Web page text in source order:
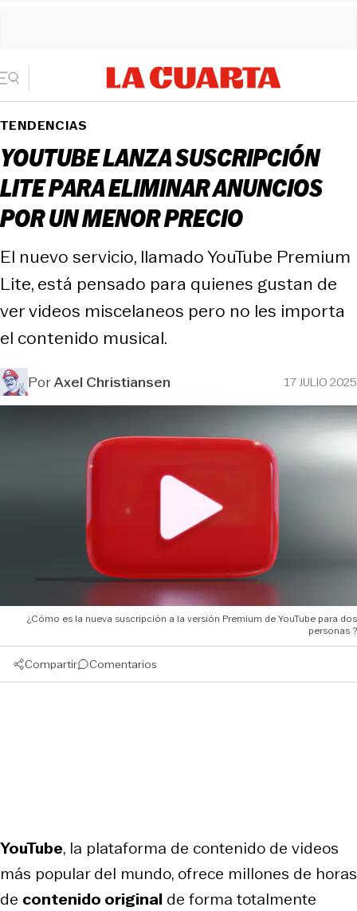
TENDENCIAS
YOUTUBE LANZA SUSCRIPCIÓN
LITE PARA ELIMINAR ANUNCIOS
POR UN MENOR PRECIO
El nuevo servicio, llamado YouTube Premium
Lite, está pensado para quienes gustan de
ver videos miscelaneos pero no les importa
el contenido musical.
PorAxel Christiansen 17 JULIO 2025
¿Cómo es la nueva suscripción a la versión Premium de YouTube para dos
personas ?
Compartir Comentarios
YouTube, la plataforma de contenido de videos
más popular del mundo, ofrece millones de horas
de contenido original de forma totalmente